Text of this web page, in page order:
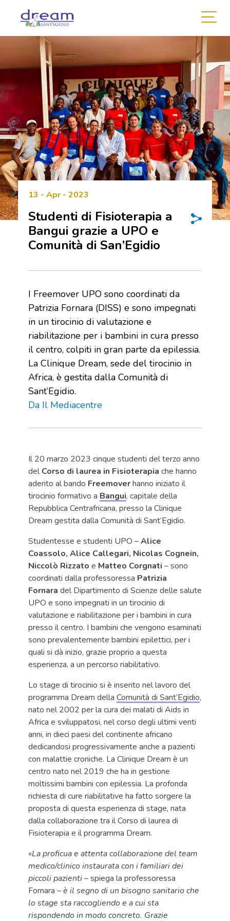
13 - Apr - 2023
Studenti di Fisioterapia a
Bangui grazie a UPO e
Comunità di San’Egidio
I Freemover UPO sono coordinati da
Patrizia Fornara (DISS) e sono impegnati
in un tirocinio di valutazione e
riabilitazione per i bambini in cura presso
il centro, colpiti in gran parte da epilessia.
La Clinique Dream, sede del tirocinio in
Africa, è gestita dalla Comunità di
Sant’Egidio.
Da Il Mediacentre
Il 20 marzo 2023 cinque studenti del terzo anno
delCorso di laurea in Fisioterapia che hanno
aderito al bando Freemoverhanno iniziato il
tirocinio formativo a Bangui, capitale della
Repubblica Centrafricana, presso la Clinique
Dream gestita dalla Comunità di Sant’Egidio.
Studentesse e studenti UPO –Alice
Coassolo, Alice Callegari, Nicolas Cognein,
Niccolò Rizzato e Matteo Corgnati – sono
coordinati dalla professoressa Patrizia
Fornara del Dipartimento di Scienze delle salute
UPO e sono impegnati in un tirocinio di
valutazione e riabilitazione per i bambini in cura
presso il centro. I bambini che vengono esaminati
sono prevalentemente bambini epilettici, per i
quali si dà inizio, grazie proprio a questa
esperienza, a un percorso riabilitativo.
Lo stage di tirocinio si è inserito nel lavoro del
programma Dream della Comunità di Sant’Egidio,
nato nel 2002 per la cura dei malati di Aids in
Africa e sviluppatosi, nel corso degli ultimi venti
anni, in dieci paesi del continente africano
dedicandosi progressivamente anche a pazienti
con malattie croniche. La Clinique Dream è un
centro nato nel 2019 che ha in gestione
moltissimi bambini con epilessia. La profonda
richiesta di cure riabilitative ha fatto sorgere la
proposta di questa esperienza di stage, nata
dalla collaborazione tra il Corso di laurea di
Fisioterapia e il programma Dream.
«La proficua e attenta collaborazione del team
medico/clinico instaurata con i familiari dei
piccoli pazienti– spiega la professoressa
Fornara –è il segno di un bisogno sanitario che
lo stage sta raccogliendo e a cui sta
rispondendo in modo concreto. Grazie